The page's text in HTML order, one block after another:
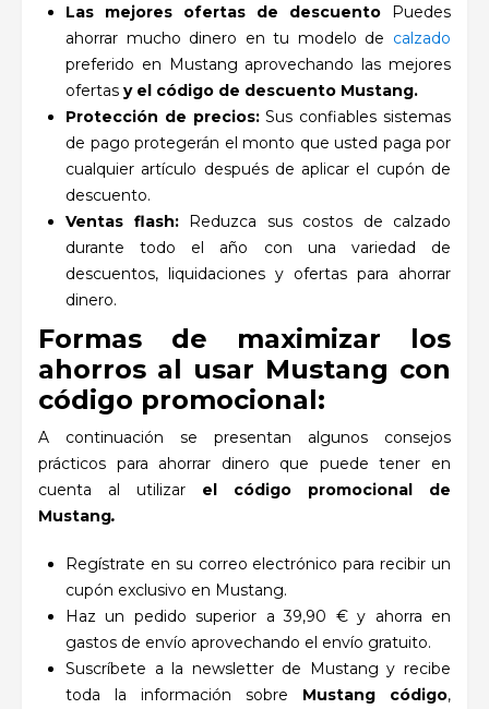
Las mejores ofertas de descuento Puedes
ahorrar mucho dinero en tu modelo de calzado
preferido en Mustang aprovechando las mejores
ofertas y el código de descuento Mustang.
Protección de precios:Sus confiables sistemas
de pago protegerán el monto que usted paga por
cualquier artículo después de aplicar el cupón de
descuento.
Ventas flash: Reduzca sus costos de calzado
durante todo el año con una variedad de
descuentos, liquidaciones y ofertas para ahorrar
dinero.
Formas de maximizar los
ahorros al usar Mustang con
código promocional:
A continuación se presentan algunos consejos
prácticos para ahorrar dinero que puede tener en
cuenta al utilizar el código promocional de
Mustang.
Regístrate en su correo electrónico para recibir un
cupón exclusivo en Mustang.
Haz un pedido superior a 39,90 € y ahorra en
gastos de envío aprovechando el envío gratuito.
Suscríbete a la newsletter de Mustang y recibe
toda la información sobre Mustang código,